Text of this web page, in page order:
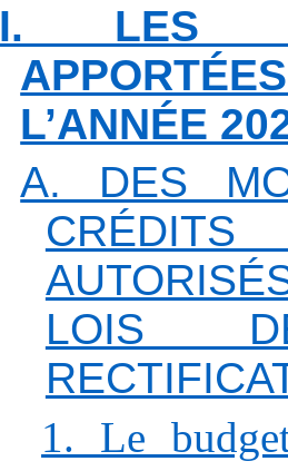
I. LES
L’ANNÉE
A. DES
CRÉDITS
LOIS
1. Le